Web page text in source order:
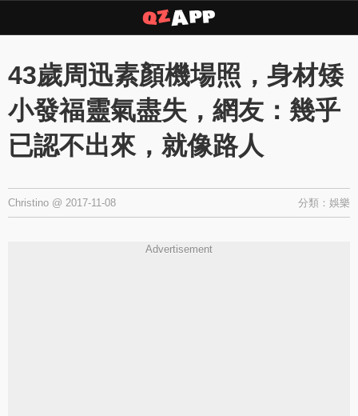
43歲周迅素顏機場照，身材矮
小發福靈氣盡失，網友：幾乎
已認不出來，就像路人
分類： 娛樂
Christino @ 2017-11-08
Advertisement
Copyright © 2026 ·QZAPP